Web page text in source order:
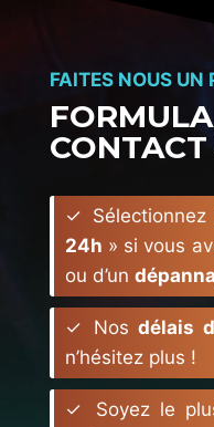
FAITES NOUS UN
✓ Sélectionnez
24h » si vous
ou d’un
✓ Nosdélais
n’hésitez plus !
✓ Soyez le